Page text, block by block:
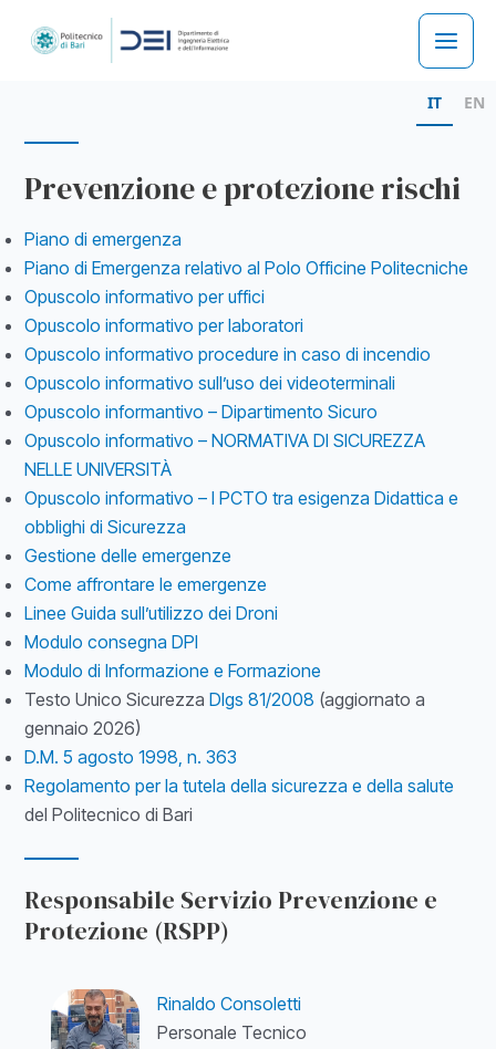
Main
Menu
IT EN
Prevenzione e protezione rischi
Piano di emergenza
Piano di Emergenza relativo al Polo Officine Politecniche
Opuscolo informativo per uffici
Opuscolo informativo per laboratori
Opuscolo informativo procedure in caso di incendio
Opuscolo informativo sull’uso dei videoterminali
Opuscolo informantivo – Dipartimento Sicuro
Opuscolo informativo – NORMATIVA DI SICUREZZA
NELLE UNIVERSITÀ
Opuscolo informativo – I PCTO tra esigenza Didattica e
obblighi di Sicurezza
Gestione delle emergenze
Come affrontare le emergenze
Linee Guida sull’utilizzo dei Droni
Modulo consegna DPI
Modulo di Informazione e Formazione
Testo Unico Sicurezza Dlgs 81/2008 (aggiornato a
gennaio 2026)
D.M. 5 agosto 1998, n. 363
Regolamento per la tutela della sicurezza e della salute
del Politecnico di Bari
Responsabile Servizio Prevenzione e
Protezione (RSPP)
Rinaldo Consoletti
Personale Tecnico